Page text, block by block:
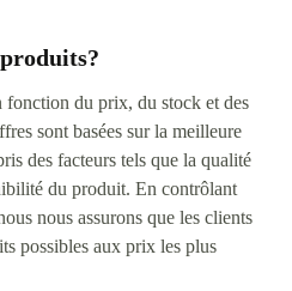
fonction du prix, du stock et des
sont basées sur la meilleure
des facteurs tels que la qualité
du produit. En contrôlant
nous assurons que les clients
possibles aux prix les plus